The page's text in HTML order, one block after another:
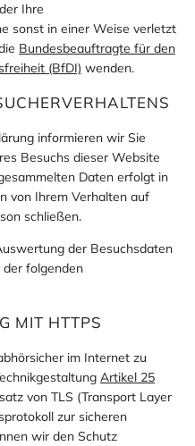
Ihre
sonst in einer Weise verletzt
Bundesbeauftragte für den
(BfDI) wenden.
informieren wir Sie
Besuchs dieser Website
Daten erfolgt in
von Ihrem Verhalten auf
schließen.
der Besuchsdaten
folgenden
MIT HTTPS
im Internet zu
Artikel 25
von TLS (Transport Layer
zur sicheren
wir den Schutz